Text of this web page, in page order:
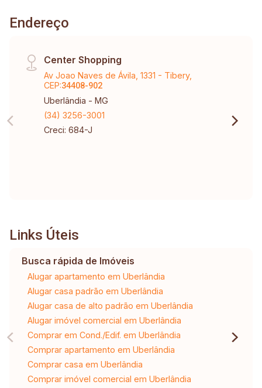
Endereço
Center Shopping
Av Joao Naves de Ávila, 1331 - Tibery,
CEP:34408-902
Uberlândia - MG
(34) 3256-3001
Creci: 684-J
Links Úteis
Busca rápida de Imóveis
Alugar apartamento em Uberlândia
Alugar casa padrão em Uberlândia
Alugar casa de alto padrão em Uberlândia
Alugar imóvel comercial em Uberlândia
Comprar em Cond./Edif. em Uberlândia
Comprar apartamento em Uberlândia
Comprar casa em Uberlândia
Comprar imóvel comercial em Uberlândia